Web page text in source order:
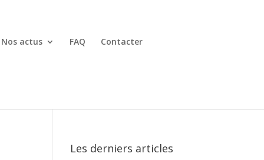
Nos actus FAQ Contacter
Les derniers articles